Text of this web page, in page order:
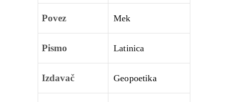
Povez Mek
Pismo Latinica
Izdavač Geopoetika